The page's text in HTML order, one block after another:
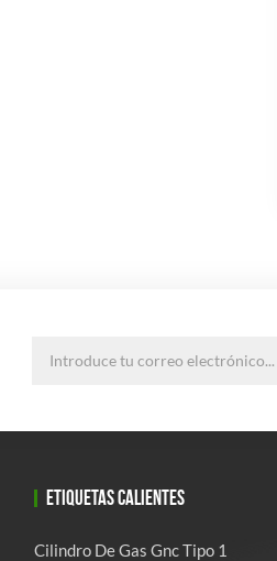
ETIQUETAS CALIENTES
Cilindro De Gas Gnc Tipo 1